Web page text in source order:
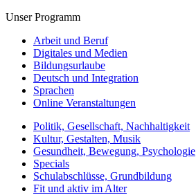
Unser Programm
Arbeit und Beruf
Digitales und Medien
Bildungsurlaube
Deutsch und Integration
Sprachen
Online Veranstaltungen
Politik, Gesellschaft, Nachhaltigkeit
Kultur, Gestalten, Musik
Gesundheit, Bewegung, Psychologie
Specials
Schulabschlüsse, Grundbildung
Fit und aktiv im Alter